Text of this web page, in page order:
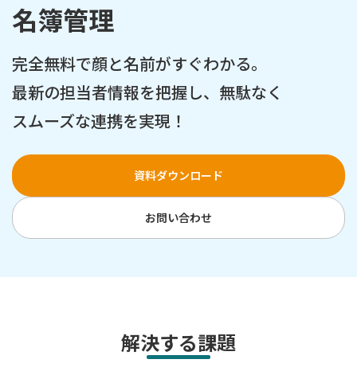
名簿管理
完全無料で顔と名前がすぐわかる。
最新の担当者情報を把握し、無駄なく
スムーズな連携を実現！
資料ダウンロード
お問い合わせ
解決する課題